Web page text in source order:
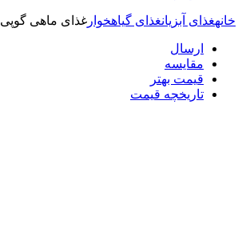
خانهغذای آبزیانغذای گیاهخوار غذای ماهی گوپی Guppy Fish Granulat انرژی وزن 137 گرم
ارسال
مقایسه
قیمت بهتر
تاریخچه قیمت